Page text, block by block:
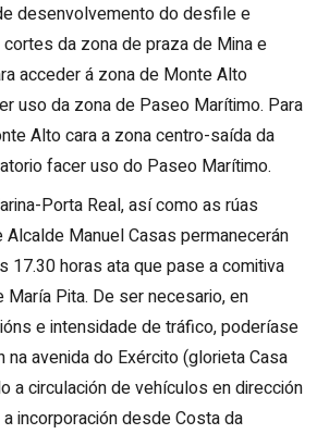
desenvolvemento do desfile e
da zona de praza de Mina e
acceder á zona de Monte Alto
uso da zona de Paseo Marítimo. Para
Alto cara a zona centro-saída da
facer uso do Paseo Marítimo.
Porta Real, así como as rúas
Manuel Casas permanecerán
17.30 horas ata que pase a comitiva
María Pita. De ser necesario, en
e intensidade de tráfico, poderíase
na avenida do Exército (glorieta Casa
a circulación de vehículos en dirección
incorporación desde Costa da